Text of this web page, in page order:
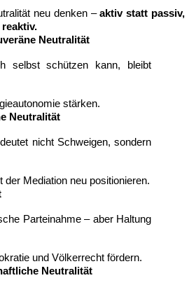
neu denken –aktiv statt passiv,
Neutralität
selbst schützen kann, bleibt
stärken.
Neutralität
nicht Schweigen, sondern
der Mediation neu positionieren.
Parteinahme – aber Haltung
und Völkerrecht fördern.
Neutralität